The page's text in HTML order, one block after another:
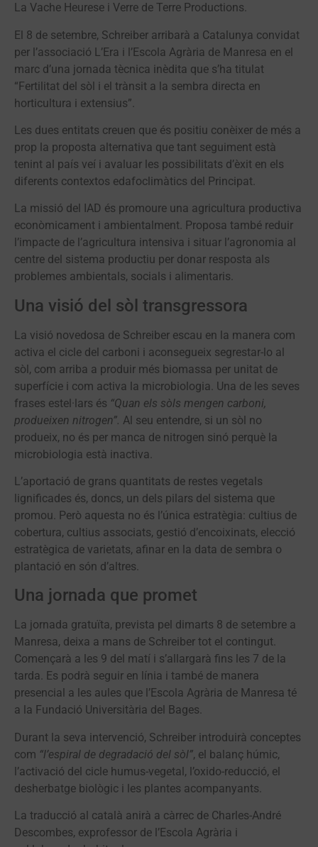
La Vache Heurese i Verre de Terre Productions.
El 8 de setembre, Schreiber arribarà a Catalunya convidat
per l’associació L’Era i l’Escola Agrària de Manresa en el
marc d’una jornada tècnica inèdita que s’ha titulat
“Fertilitat del sòl i el trànsit a la sembra directa en
horticultura i extensius”.
Les dues entitats creuen que és positiu conèixer de més a
prop la proposta alternativa que tant seguiment està
tenint al país veí i avaluar les possibilitats d’èxit en els
diferents contextos edafoclimàtics del Principat.
La missió del IAD és promoure una agricultura productiva
econòmicament i ambientalment. Proposa també reduir
l’impacte de l’agricultura intensiva i situar l’agronomia al
centre del sistema productiu per donar resposta als
problemes ambientals, socials i alimentaris.
Una visió del sòl transgressora
La visió novedosa de Schreiber escau en la manera com
activa el cicle del carboni i aconsegueix segrestar-lo al
sòl, com arriba a produir més biomassa per unitat de
superfície i com activa la microbiologia. Una de les seves
frases estel·lars és “Quan els sòls mengen carboni,
produeixen nitrogen”. Al seu entendre, si un sòl no
produeix, no és per manca de nitrogen sinó perquè la
microbiologia està inactiva.
L’aportació de grans quantitats de restes vegetals
lignificades és, doncs, un dels pilars del sistema que
promou. Però aquesta no és l’única estratègia: cultius de
cobertura, cultius associats, gestió d’encoixinats, elecció
estratègica de varietats, afinar en la data de sembra o
plantació en són d’altres.
Una jornada que promet
La jornada gratuïta, prevista pel dimarts 8 de setembre a
Manresa, deixa a mans de Schreiber tot el contingut.
Començarà a les 9 del matí i s’allargarà fins les 7 de la
tarda. Es podrà seguir en línia i també de manera
presencial a les aules que l’Escola Agrària de Manresa té
a la Fundació Universitària del Bages.
Durant la seva intervenció, Schreiber introduirà conceptes
com “l’espiral de degradació del sòl”, el balanç húmic,
l’activació del cicle humus-vegetal, l’oxido-reducció, el
desherbatge biològic i les plantes acompanyants.
La traducció al català anirà a càrrec de Charles-André
Descombes, exprofessor de l’Escola Agrària i